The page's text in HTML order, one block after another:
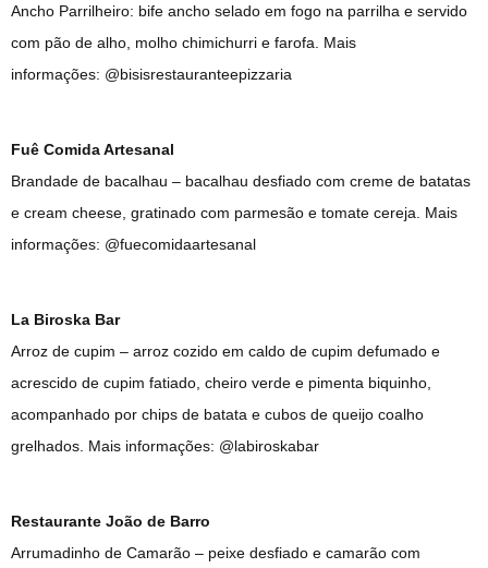
Ancho Parrilheiro: bife ancho selado em fogo na parrilha e servido
com pão de alho, molho chimichurri e farofa. Mais
informações: @bisisrestauranteepizzaria
Fuê Comida Artesanal
Brandade de bacalhau – bacalhau desfiado com creme de batatas
e cream cheese, gratinado com parmesão e tomate cereja. Mais
informações: @fuecomidaartesanal
La Biroska Bar
Arroz de cupim – arroz cozido em caldo de cupim defumado e
acrescido de cupim fatiado, cheiro verde e pimenta biquinho,
acompanhado por chips de batata e cubos de queijo coalho
grelhados. Mais informações: @labiroskabar
Restaurante João de Barro
Arrumadinho de Camarão – peixe desfiado e camarão com